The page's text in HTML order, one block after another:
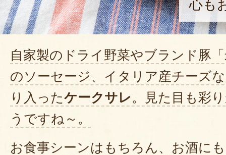
心も
自家製のドライ野菜やブランド豚
のソーセージ、イタリア産チーズ
り入ったケークサレ。見た目も彩
うですね～。
お食事シーンはもちろん、お酒に